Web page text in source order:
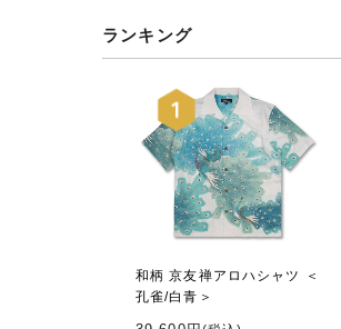
ランキング
和柄 京友禅アロハシャツ ＜
孔雀/白青＞